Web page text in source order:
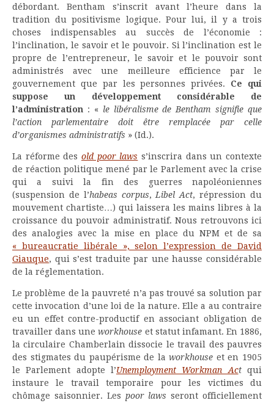
débordant. Bentham s’inscrit avant l’heure dans la
tradition du positivisme logique. Pour lui, il y a trois
choses indispensables au succès de l’économie :
l’inclination, le savoir et le pouvoir. Si l’inclination est le
propre de l’entrepreneur, le savoir et le pouvoir sont
administrés avec une meilleure efficience par le
gouvernement que par les personnes privées. Ce qui
suppose un développement considérable de
l’administration : « le libéralisme de Bentham signifie que
l’action parlementaire doit être remplacée par celle
d’organismes administratifs » (Id.).
La réforme des old poor laws s’inscrira dans un contexte
de réaction politique mené par le Parlement avec la crise
qui a suivi la fin des guerres napoléoniennes
(suspension de l’habeas corpus, Libel Act, répression du
mouvement chartiste…) qui laissera les mains libres à la
croissance du pouvoir administratif. Nous retrouvons ici
des analogies avec la mise en place du NPM et de sa
« bureaucratie libérale », selon l’expression de David
Giauque, qui s’est traduite par une hausse considérable
de la réglementation.
Le problème de la pauvreté n’a pas trouvé sa solution par
cette invocation d’une loi de la nature. Elle a au contraire
eu un effet contre-productif en associant obligation de
travailler dans uneworkhouse et statut infamant. En 1886,
la circulaire Chamberlain dissocie le travail des pauvres
des stigmates du paupérisme de laworkhouse et en 1905
le Parlement adopte l’Unemployment Workman Actqui
instaure le travail temporaire pour les victimes du
chômage saisonnier. Les poor laws seront officiellement